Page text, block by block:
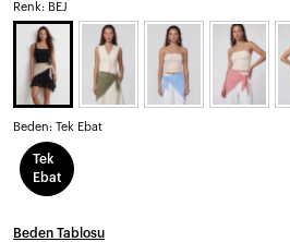
Renk: BEJ
Beden: Tek Ebat
Tek
Ebat
Beden Tablosu